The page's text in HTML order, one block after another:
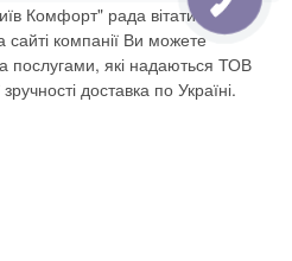
Комфорт" рада вітати Вас в
компанії Ви можете
послугами, які надаються ТОВ
доставка по Україні.